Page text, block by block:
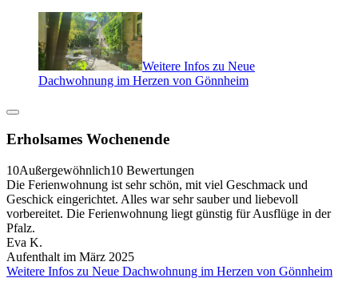
Weitere Infos zu Neue
Dachwohnung im Herzen von Gönnheim
Erholsames Wochenende
10Außergewöhnlich10 Bewertungen
Die Ferienwohnung ist sehr schön, mit viel Geschmack und
Geschick eingerichtet. Alles war sehr sauber und liebevoll
vorbereitet. Die Ferienwohnung liegt günstig für Ausflüge in der
Pfalz.
Eva K.
Aufenthalt im März 2025
Weitere Infos zu Neue Dachwohnung im Herzen von Gönnheim